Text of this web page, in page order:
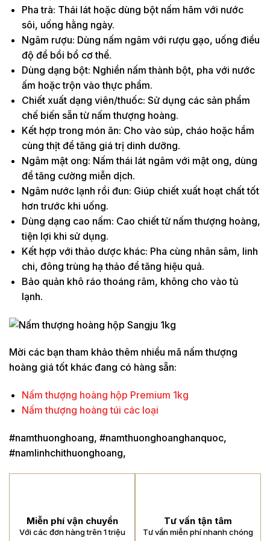
Pha trà: Thái lát hoặc dùng bột nấm hãm với nước
sôi, uống hằng ngày.
Ngâm rượu: Dùng nấm ngâm với rượu gạo, uống điều
độ để bồi bổ cơ thể.
Dùng dạng bột: Nghiền nấm thành bột, pha với nước
ấm hoặc trộn vào thực phẩm.
Chiết xuất dạng viên/thuốc: Sử dụng các sản phẩm
chế biến sẵn từ nấm thượng hoàng.
Kết hợp trong món ăn: Cho vào súp, cháo hoặc hầm
cùng thịt để tăng giá trị dinh dưỡng.
Ngâm mật ong: Nấm thái lát ngâm với mật ong, dùng
để tăng cường miễn dịch.
Ngâm nước lạnh rồi đun: Giúp chiết xuất hoạt chất tốt
hơn trước khi uống.
Dùng dạng cao nấm: Cao chiết từ nấm thượng hoàng,
tiện lợi khi sử dụng.
Kết hợp với thảo dược khác: Pha cùng nhân sâm, linh
chi, đông trùng hạ thảo để tăng hiệu quả.
Bảo quản khô ráo thoáng râm, không cho vào tủ
lạnh.
Mời các bạn tham khảo thêm nhiều mã nấm thượng
hoàng giá tốt khác đang có hàng sẵn:
Nấm thượng hoàng hộp Premium 1kg
Nấm thượng hoàng túi các loại
#namthuonghoang, #namthuonghoanghanquoc,
#namlinhchithuonghoang,
Miễn phí vận chuyển
Với các đơn hàng trên 1 triệu
Tư vấn tận tâm
Tư vấn miễn phí nhanh chóng